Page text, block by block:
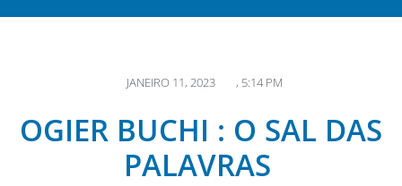
JANEIRO 11, 2023 , 5:14 PM
OGIER BUCHI : O SAL DAS
PALAVRAS